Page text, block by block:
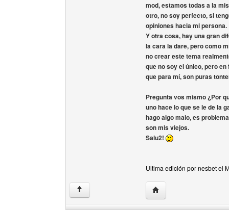
mod, estamos todas a la
otro, no soy perfecto, si
opiniones hacia mi persona.
Y otra cosa, hay una gran
la cara la dare, pero como
no crear este tema
que no soy el único, pero
que para mí, son puras
Pregunta vos mismo ¿Por
uno hace lo que se le de la
hago algo malo, es
son mis viejos.
Salu2!
Ultima edición por nesbet el
↑ Visitar sitio web del